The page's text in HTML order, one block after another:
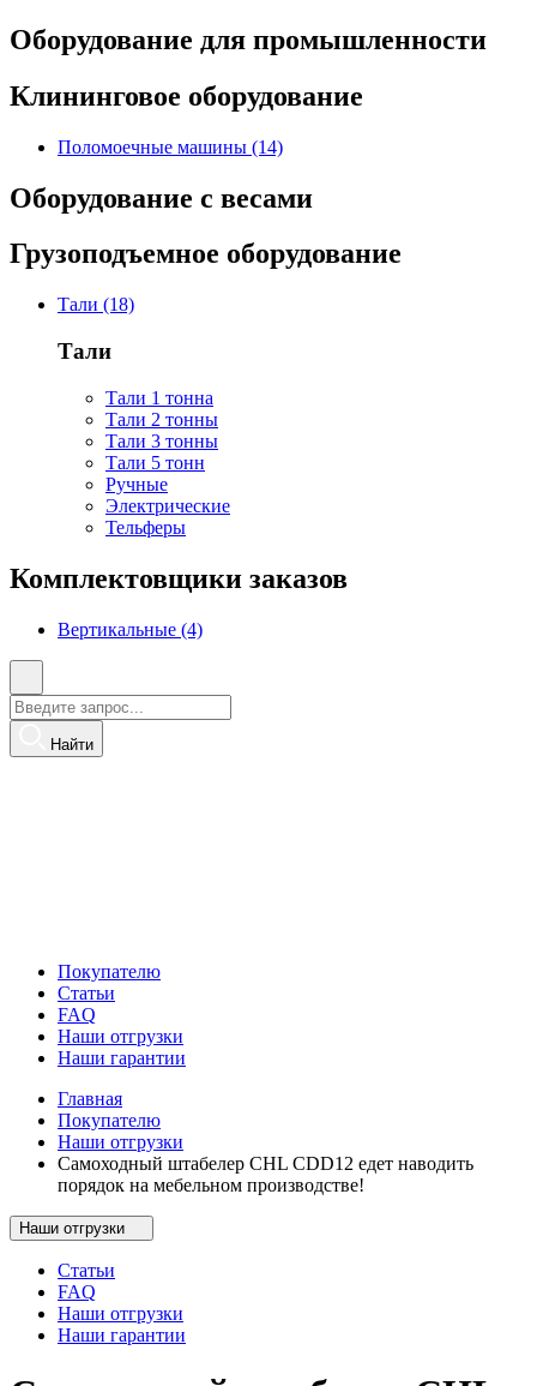
Оборудование для промышленности
Клининговое оборудование
Поломоечные машины (14)
Оборудование с весами
Грузоподъемное оборудование
Тали (18)
Тали
Тали 1 тонна
Тали 2 тонны
Тали 3 тонны
Тали 5 тонн
Ручные
Электрические
Тельферы
Комплектовщики заказов
Вертикальные (4)
Найти
Покупателю
Статьи
FAQ
Наши отгрузки
Наши гарантии
Главная
Покупателю
Наши отгрузки
Самоходный штабелер CHL CDD12 едет наводить
порядок на мебельном производстве!
Наши отгрузки
Статьи
FAQ
Наши отгрузки
Наши гарантии